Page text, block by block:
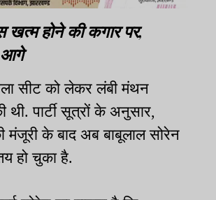
खत्म होने की कगार पर,
आगे
सीट को लेकर लंबी मंथन
थी. पार्टी सूत्रों के अनुसार,
मंजूरी के बाद अब बाबूलाल सोरेन
हो चुका है.